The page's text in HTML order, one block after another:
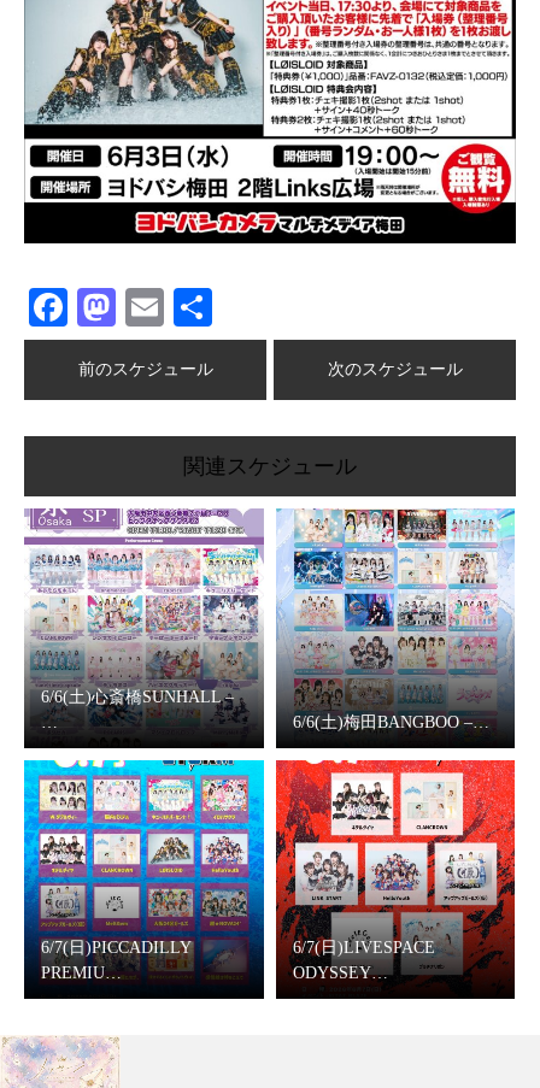
Facebook
Mastodon
Email
有
前のスケジュール 次のスケジュール
関連スケジュール
6/6(土)心斎橋SUNHALL –
…
6/6(土)梅田BANGBOO –…
6/7(日)PICCADILLY
PREMIU…
6/7(日)LIVESPACE
ODYSSEY…